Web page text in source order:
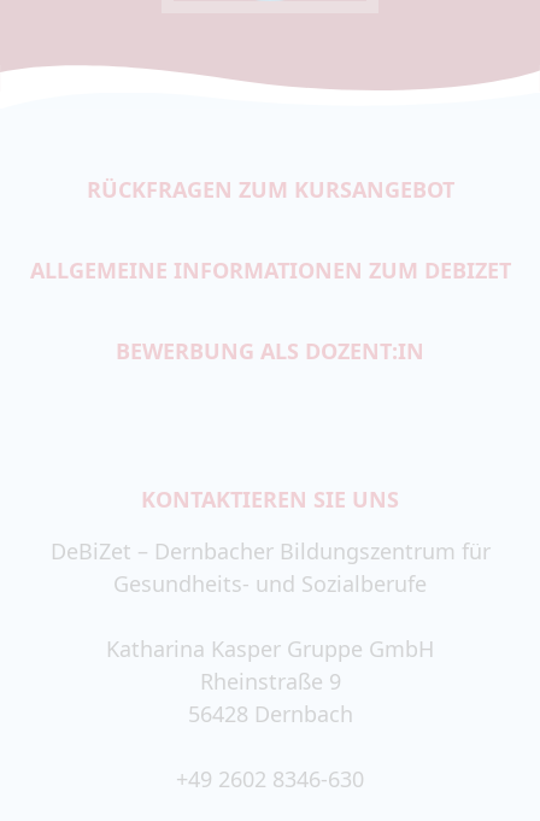
RÜCKFRAGEN ZUM KURSANGEBOT
ALLGEMEINE INFORMATIONEN ZUM DEBIZET
BEWERBUNG ALS DOZENT:IN
KONTAKTIEREN SIE UNS
DeBiZet – Dernbacher Bildungszentrum für
Gesundheits- und Sozialberufe
Katharina Kasper Gruppe GmbH
Rheinstraße 9
56428 Dernbach
+49 2602 8346-630